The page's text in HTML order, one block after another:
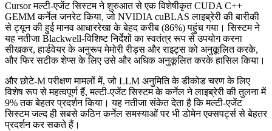
Cursor मल्टी-एजेंट सिस्टम ने शुरुआत से एक विशेषीकृत CUDA C++
GEMM कर्नेल जनरेट किया, जो NVIDIA cuBLAS लाइब्रेरी की बारीकी
से ट्यून की हुई मानव आधाररेखा के बेहद करीब (86%) पहुंच गया। सिस्टम ने
यह नतीजा Blackwell-विशिष्ट निर्देशों का स्वतंत्र रूप से उपयोग करना
सीखकर, हार्डवेयर के अनुरूप मेमोरी रीड्स और राइट्स को अनुकूलित करके,
और फिर सटीक शेप्स के लिए उसे और अधिक अनुकूलित करके हासिल किया।
और छोटे-M परीक्षण मामलों में, जो LLM अनुमिति के डीकोड चरण के लिए
विशेष रूप से महत्वपूर्ण हैं, मल्टी-एजेंट सिस्टम के कर्नेल ने लाइब्रेरी की तुलना में
9% तक बेहतर प्रदर्शन किया। यह नतीजा संकेत देता है कि मल्टी-एजेंट
सिस्टम जल्द ही सबसे कठिन कर्नेल समस्याओं पर भी डोमेन एक्सपर्ट्स से बेहतर
प्रदर्शन कर सकते हैं।